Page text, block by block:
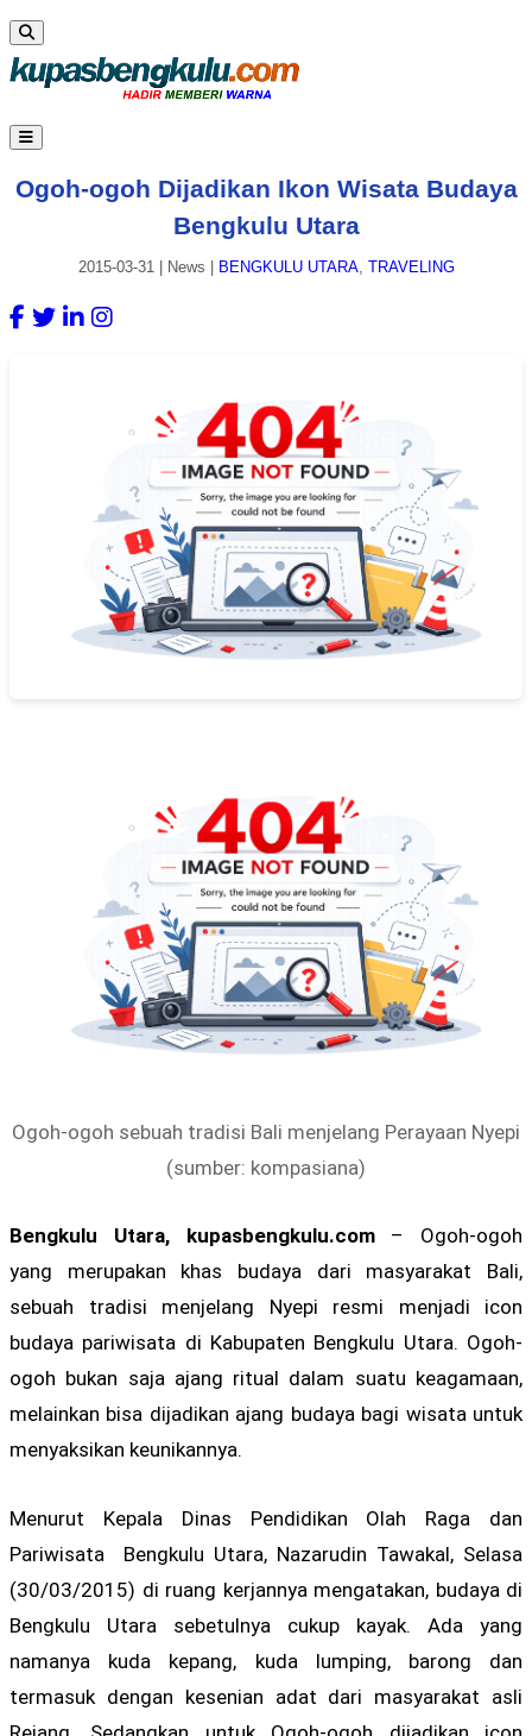
Ogoh-ogoh Dijadikan Ikon Wisata Budaya
Bengkulu Utara
2015-03-31| News BENGKULU UTARA, TRAVELING
Ogoh-ogoh sebuah tradisi Bali menjelang Perayaan Nyepi
(sumber: kompasiana)
Bengkulu Utara, kupasbengkulu.com– Ogoh-ogoh
yang merupakan khas budaya dari masyarakat Bali,
sebuah tradisi menjelang Nyepi resmi menjadi icon
budaya pariwisata di Kabupaten Bengkulu Utara. Ogoh-
ogoh bukan saja ajang ritual dalam suatu keagamaan,
melainkan bisa dijadikan ajang budaya bagi wisata untuk
menyaksikan keunikannya.
Menurut Kepala Dinas Pendidikan Olah Raga dan
Pariwisata Bengkulu Utara, Nazarudin Tawakal, Selasa
(30/03/2015) di ruang kerjannya mengatakan, budaya di
Bengkulu Utara sebetulnya cukup kayak. Ada yang
namanya kuda kepang, kuda lumping, barong dan
termasuk dengan kesenian adat dari masyarakat asli